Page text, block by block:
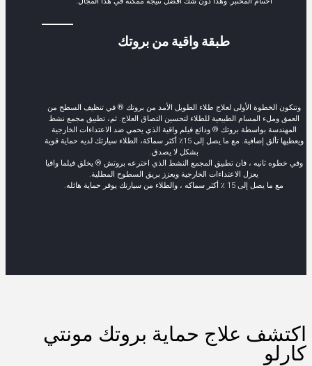
طبقة واقية من بروتك
وتتكون الخطوة الأولى لعلاج طلاء الطويل الأمد من بروتك ® في تنظيف السطح من
العمق وملء المسام الطبيعية للطلاء لتحسين التصاق العلاج. ثم، تطبيق مجمع نشط
المهندسة بواسطة بروتك ® ودائع فيلم واقية الذي يحمي ضد الاعتداءات الخارجية
ويعطيها تألق إضافية. مع ما يصل إلى 15٪ أكثر سماكة، الطلاء سيارتك لديه حماية قوية
بشكل لا يصدق.
وفي خطوه ثانيه ، فان تطبيق المجمع النشط الذي اخترعه بروتش ® يخلق فيلما واقيا
يعزل الاعتداءات الخارجية ويعزز بريق السطوح المطلية.
مع ما يصل إلى 15 ٪ أكثر سماكه ، والطلاء من سيارتك يوفر حماية هائله.
اكتشف علاج حماية بروتك مونتي
كارلو